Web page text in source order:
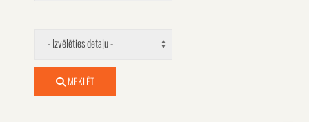
- Izvēlēties detaļu -
MEKLĒT